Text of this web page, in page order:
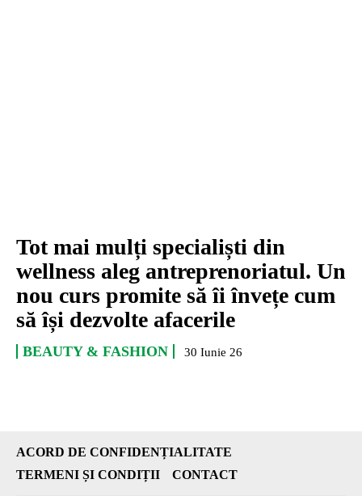
Tot mai mulți specialiști din
wellness aleg antreprenoriatul. Un
nou curs promite să îi învețe cum
să își dezvolte afacerile
BEAUTY & FASHION 30 Iunie 26
ACORD DE CONFIDENȚIALITATE
TERMENI ȘI CONDIȚII
CONTACT